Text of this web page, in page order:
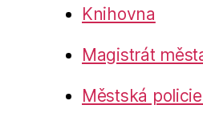
Knihovna
Magistrát
Městská